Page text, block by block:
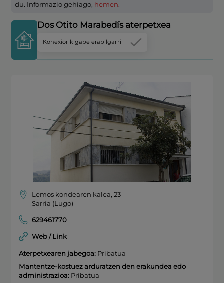
du. Informazio gehiago, hemen.
Dos Otito Marabedís aterpetxea
Konexiorik gabe erabilgarri
Lemos kondearen kalea, 23
Sarria (Lugo)
629461770
Web / Link
Aterpetxearen jabegoa:Pribatua
Mantentze-kostuez arduratzen den erakundea edo
administrazioa:Pribatua